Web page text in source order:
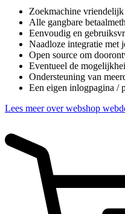
Zoekmachine vriendelijk
Alle gangbare
Eenvoudig en
Naadloze integratie met
Open source om
Eventueel de
Ondersteuning van
Een eigen inlogpagina /
Lees meer over webshop